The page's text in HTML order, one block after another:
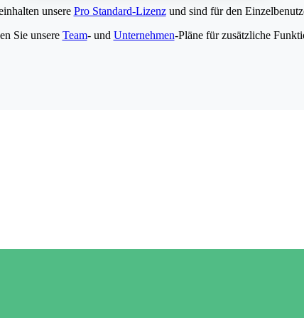
unsere Pro Standard-Lizenzund sind für den
Sie unsere Team- und Unternehmen-Pläne für zusätzliche